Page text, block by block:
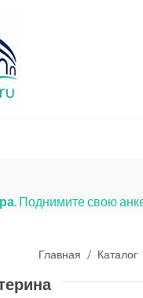
. Поднимите свою
Главная Каталог